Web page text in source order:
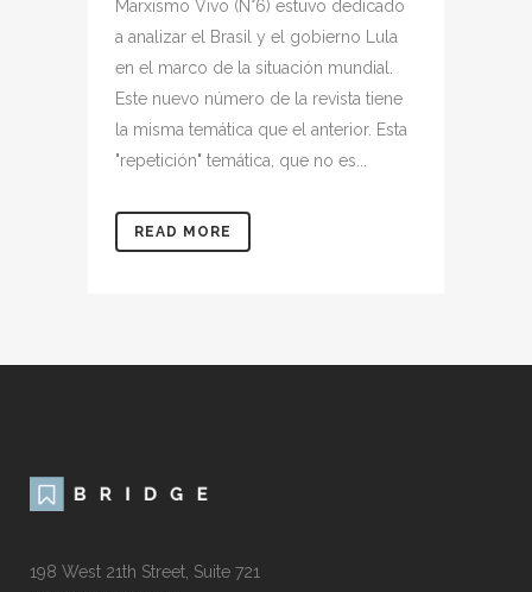
Marxismo Vivo (N°6) estuvo dedicado
a analizar el Brasil y el gobierno Lula
en el marco de la situación mundial.
Este nuevo número de la revista tiene
la misma temática que el anterior. Esta
"repetición" temática, que no es...
READ MORE
198 West 21th Street, Suite 721